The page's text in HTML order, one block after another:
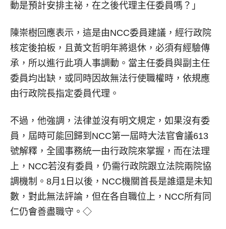
動是預計安排主祕，在之後代理主任委員嗎？」
陳崇樹回應表示，這是由NCC委員建議，經行政院
核定後拍板，且黃文哲明年將退休，必須有經驗傳
承，所以進行此項人事調動。當主任委員與副主任
委員均出缺，或同時因故無法行使職權時，依規應
由行政院長指定委員代理。
不過，他強調，法律並沒有明文規定，如果沒有委
員，屆時可能回歸到NCC第一屆時大法官會議613
號解釋，全國事務統一由行政院來掌握，而在法理
上，NCC若沒有委員，仍需行政院跟立法院兩院協
調機制。8月1日以後，NCC機關首長是誰還是未知
數，對此無法評論，但在各自職位上，NCC所有同
仁仍會善盡職守。◇